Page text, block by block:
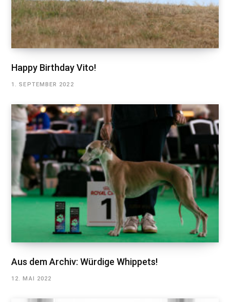
Happy Birthday Vito!
1. SEPTEMBER 2022
Aus dem Archiv: Würdige Whippets!
12. MAI 2022